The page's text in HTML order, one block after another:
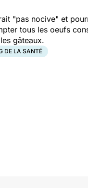
"pas nocive" et
tous les oeufs
gâteaux.
DE LA SANTÉ